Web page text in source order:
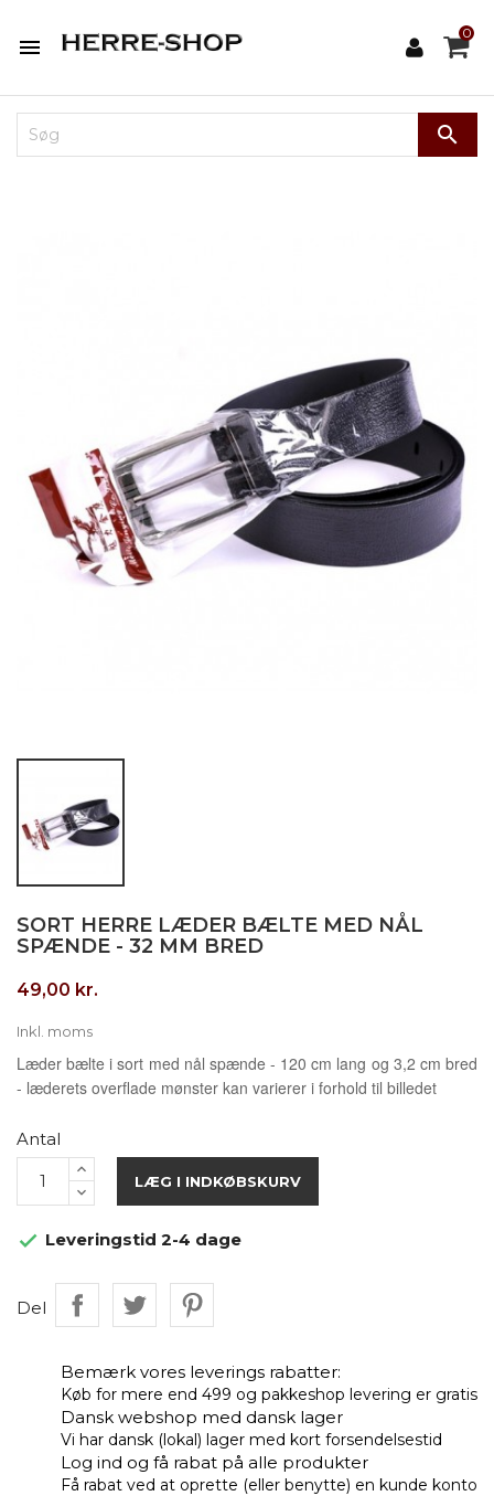

0

SORT HERRE LÆDER BÆLTE MED NÅL
SPÆNDE - 32 MM BRED
49,00 kr.
Inkl. moms
Læder bælte i sort med nål spænde - 120 cm lang og 3,2 cm bred
- læderets overflade mønster kan varierer i forhold til billedet
Antal
LÆG I INDKØBSKURV
 Leveringstid 2-4 dage
Del
Bemærk vores leverings rabatter:
Køb for mere end 499 og pakkeshop levering er gratis
Dansk webshop med dansk lager
Vi har dansk (lokal) lager med kort forsendelsestid
Log ind og få rabat på alle produkter
Få rabat ved at oprette (eller benytte) en kunde konto